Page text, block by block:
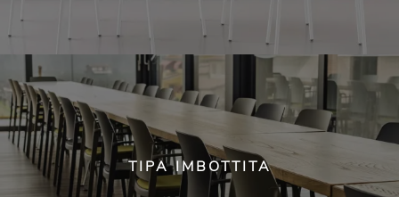
TIPA IMBOTTITA